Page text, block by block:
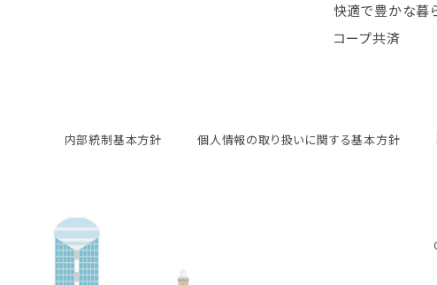
快適で豊かな暮
コープ共済
内部統制基本方針 個人情報の取り扱いに関する基本方針